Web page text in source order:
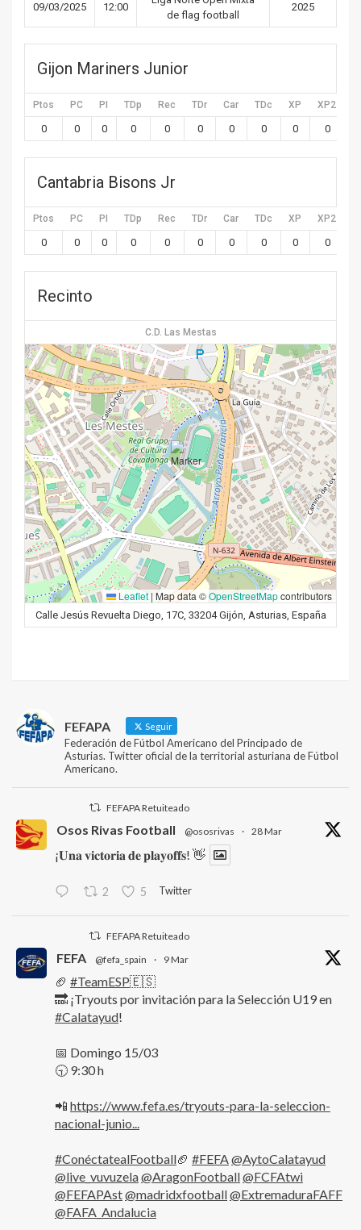
09/03/2025 12:00
de flag football
2025
Gijon Mariners Junior
Ptos PC PI TDp Rec TDr Car TDc XP XP2
0 0 0 0 0 0 0 0 0 0
Cantabria Bisons Jr
Ptos PC PI TDp Rec TDr Car TDc XP XP2
0 0 0 0 0 0 0 0 0 0
Recinto
C.D. Las Mestas
Leaflet | Map data ©OpenStreetMapcontributors
Calle Jesús Revuelta Diego, 17C, 33204 Gijón, Asturias, España
FEFAPA Seguir
Federación de Fútbol Americano del Principado de
Asturias. Twitter oficial de la territorial asturiana de Fútbol
Americano.
FEFAPA Retuiteado
Osos Rivas Football @ososrivas · 28 Mar
¡𝐔𝐧𝐚 𝐯𝐢𝐜𝐭𝐨𝐫𝐢𝐚 𝐝𝐞 𝐩𝐥𝐚𝐲𝐨𝐟𝐟𝐬! 👋
2 5 Twitter
FEFAPA Retuiteado
FEFA @fefa_spain · 9 Mar
🏈 #TeamESP🇪🇸
🔜 ¡Tryouts por invitación para la Selección U19 en
#Calatayud!
📅 Domingo 15/03
🕤 9:30 h
📲 https://www.fefa.es/tryouts-para-la-seleccion-
nacional-junio...
#ConéctatealFootball🏈 #FEFA@AytoCalatayud
@live_vuvuzela@AragonFootball@FCFAtwi
@FEFAPAst@madridxfootball@ExtremaduraFAFF
@FAFA_Andalucia